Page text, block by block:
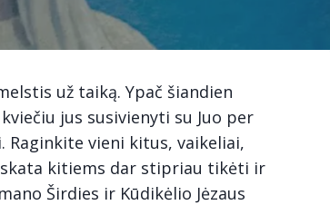
už taiką. Ypač šiandien
jus susivienyti su Juo per
vieni kitus, vaikeliai,
kitiems dar stipriau tikėti ir
Širdies ir Kūdikėlio Jėzaus